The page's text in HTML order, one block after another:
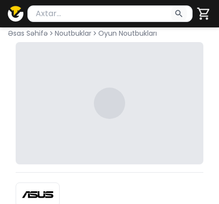
Məhsul axtar
Axtarış üçün ən azı 2 simvol yazın. Göndərmək
Əsas Səhifə Noutbuklar Oyun Noutbukları